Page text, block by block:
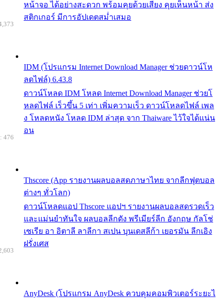
หน้าจอ ได้อย่างสะดวก พร้อมคุยด้วยเสียง คุยเห็นหน้า ส่ง
สติกเกอร์ มีการอัปเดตสม่ำเสมอ
IDM (โปรแกรม Internet Download Manager ช่วยดาวน์โห
ลดไฟล์) 6.43.8
ดาวน์โหลด IDM โหลด Internet Download Manager ช่วยโ
หลดไฟล์ เร็วขึ้น 5 เท่า เพิ่มความเร็ว ดาวน์โหลดไฟล์ เพล
ง โหลดหนัง โหลด IDM ล่าสุด จาก Thaiware ไว้ใจได้แน่น
อน
Thscore (App รายงานผลบอลสดภาษาไทย จากลีกฟุตบอล
ต่างๆ ทั่วโลก)
ดาวน์โหลดแอป Thscore แอปฯ รายงานผลบอลสดรวดเร็ว
และแม่นยำทันใจ ผลบอลลีกดัง พรีเมียร์ลีก อังกฤษ กัลโช่
เซเรีย อา อิตาลี ลาลีกา สเปน บุนเดสลีก้า เยอรมัน ลีกเอิง
ฝรั่งเศส
476
AnyDesk (โปรแกรม AnyDesk ควบคุมคอมพิวเตอร์ระยะไ